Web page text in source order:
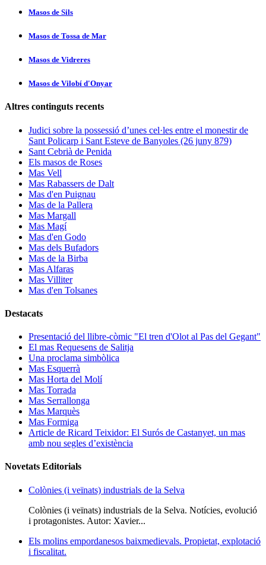
Masos de Sils
Masos de Tossa de Mar
Masos de Vidreres
Masos de Vilobí d'Onyar
Altres continguts recents
Judici sobre la possessió d’unes cel·les entre el monestir de
Sant Policarp i Sant Esteve de Banyoles (26 juny 879)
Sant Cebrià de Penida
Els masos de Roses
Mas Vell
Mas Rabassers de Dalt
Mas d'en Puignau
Mas de la Pallera
Mas Margall
Mas Magí
Mas d'en Godo
Mas dels Bufadors
Mas de la Birba
Mas Alfaras
Mas Villiter
Mas d'en Tolsanes
Destacats
Presentació del llibre-còmic "El tren d'Olot al Pas del Gegant"
El mas Requesens de Salitja
Una proclama simbòlica
Mas Esquerrà
Mas Horta del Molí
Mas Torrada
Mas Serrallonga
Mas Marquès
Mas Formiga
Article de Ricard Teixidor: El Surós de Castanyet, un mas
amb nou segles d’existència
Novetats Editorials
Colònies (i veïnats) industrials de la Selva
Colònies (i veïnats) industrials de la Selva. Notícies, evolució
i protagonistes. Autor: Xavier...
Els molins empordanesos baixmedievals. Propietat, explotació
i fiscalitat.